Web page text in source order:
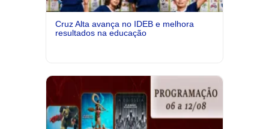
Cruz Alta avança no IDEB e melhora
resultados na educação